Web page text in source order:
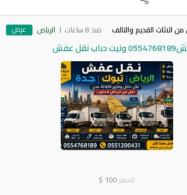
الاثاث القديم والتالف منذ 8 ساعات الرياض عرض
عفش
السعر 100
$